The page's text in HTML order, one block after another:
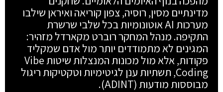
מדינתיים מסין, רוסיה, צפון קוריאה ואיראן שילבו
מערכות AI אוטונומיות בכל שלבי שרשרת
התקיפה. מנהל המחקר רוברט מקארדל מזהיר:
המגינים לא מתמודדים יותר מול אדם שמקליד
פקודות, אלא מול מכונות המנצלות שיטות Vibe
Coding, תשתיות ענן לגיטימיות וטקטיקות ריגול
מבוססות מודעות (ADINT).